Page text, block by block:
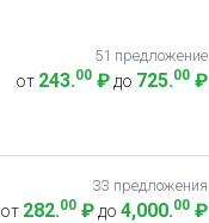
51 предложение
от 243.00 ₽ до 725.00 ₽
33 предложения
от 282.00 ₽ до 4,000.00 ₽